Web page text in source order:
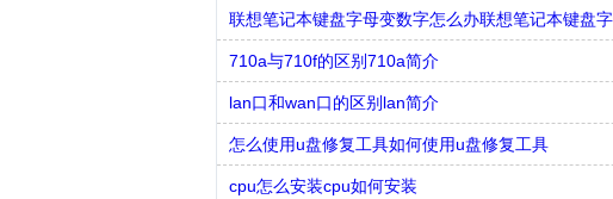
联想笔记本键盘字母变数字怎么办联想笔记本键盘
710a与710f的区别710a简介
lan口和wan口的区别lan简介
怎么使用u盘修复工具如何使用u盘修复工具
cpu怎么安装cpu如何安装